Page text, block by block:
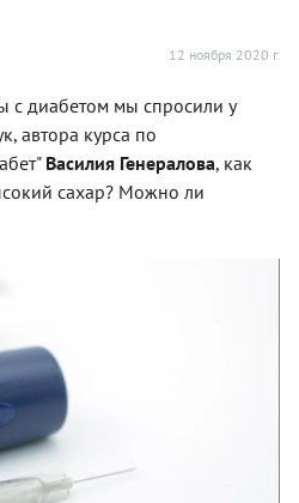
12 ноября 2020 г.
с диабетом мы спросили у
автора курса по
Василия Генералова, как
сахар? Можно ли